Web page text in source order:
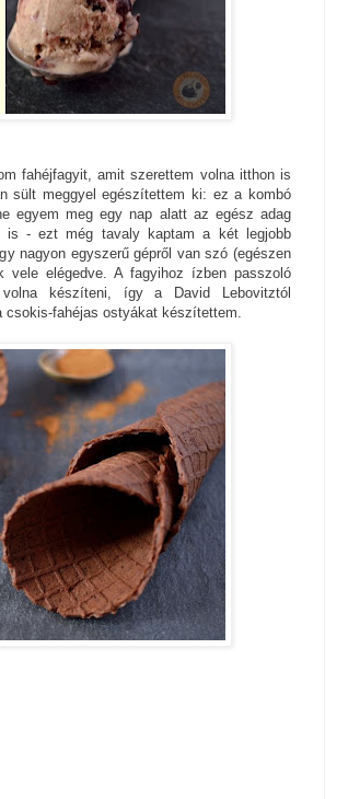
fahéjfagyit, amit szerettem volna itthon is
sült meggyel egészítettem ki: ez a kombó
egyem meg egy nap alatt az egész adag
is - ezt még tavaly kaptam a két legjobb
nagyon egyszerű gépről van szó (egészen
elégedve. A fagyihoz ízben passzoló
készíteni, így a David Lebovitztól
csokis-fahéjas ostyákat készítettem.